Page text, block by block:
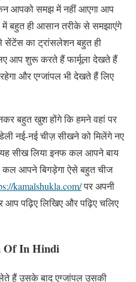
आपको समझ में नहीं आएगा आप
बहुत ही आसान तरीके से समझाएंगे
सेंटेंस का ट्रांसलेशन बहुत ही
आप शुरू करते हैं फार्मूला देखते हैं
और एग्जांपल भी देखते हैं लिए
बहुत खुश होंगे कि हमने वहां पर
नई-नई चीज़ सीखने को मिलेंगे नए
सीख लिया इनफ कल आपने बाय
आपने बिगड़ेगा ऐसे बहुत चीज
kamalshukla.com/पर अपनी
पढ़िए लिखिए और पढ़िए चलिए
Of In Hindi
लेते हैं उसके बाद एग्जांपल उसकी